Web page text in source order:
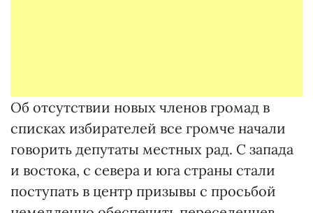
Об отсутствии новых членов громад в
списках избирателей все громче начали
говорить депутаты местных рад. С запада
и востока, с севера и юга страны стали
поступать в центр призывы с просьбой